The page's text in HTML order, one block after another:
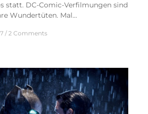
statt. DC-Comic-Verfilmungen sind
Wundertüten. Mal…
2 Comments